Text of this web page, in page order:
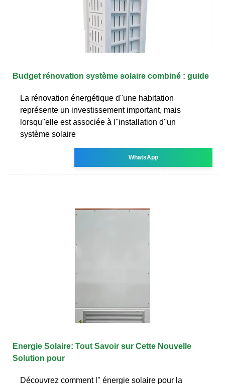
Budget rénovation système solaire combiné : guide
La rénovation énergétique d''une habitation
représente un investissement important, mais
lorsqu''elle est associée à l''installation d''un
système solaire
WhatsApp
Energie Solaire: Tout Savoir sur Cette Nouvelle
Solution pour
Découvrez comment l'' énergie solaire pour la